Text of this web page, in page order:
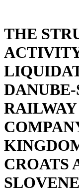
THE
CROATS